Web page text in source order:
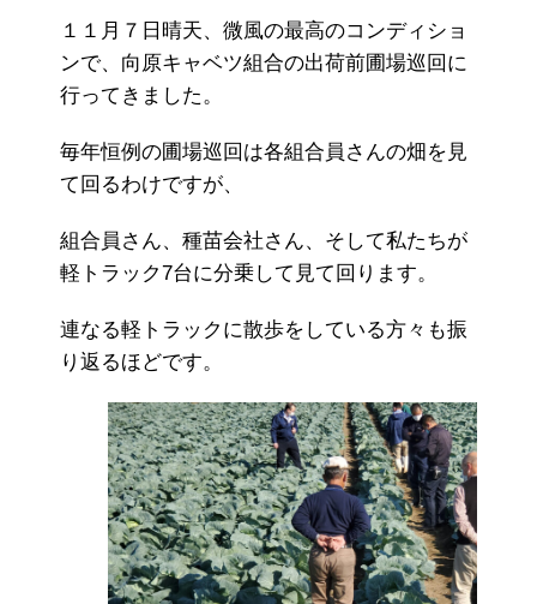
１１月７日晴天、微風の最高のコンディショ
ンで、向原キャベツ組合の出荷前圃場巡回に
行ってきました。
毎年恒例の圃場巡回は各組合員さんの畑を見
て回るわけですが、
組合員さん、種苗会社さん、そして私たちが
軽トラック7台に分乗して見て回ります。
連なる軽トラックに散歩をしている方々も振
り返るほどです。